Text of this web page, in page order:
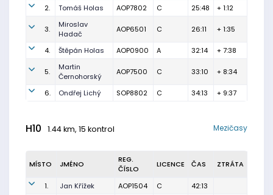
2.
Tomáš Holas AOP7802 C 25:48 + 1:12
3.
Miroslav
Hadač
AOP6501 C 26:11 + 1:35
4. Štěpán Holas AOP0900 A 32:14 + 7:38
5.
Martin
Černohorský
AOP7500 C 33:10 + 8:34
6. Ondřej Lichý SOP8802 C 34:13 + 9:37
H10 1.44 km, 15 kontrol Mezičasy
MÍSTO JMÉNO
REG.
ČÍSLO
LICENCE ČAS ZTRÁTA
1. Jan Křížek AOP1504 C 42:13